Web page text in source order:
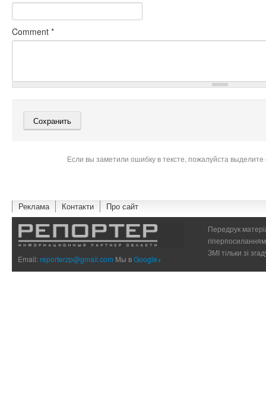
Comment *
Если вы заметили ошибку в тексте, пожалуйста
Реклама Контакти Про сайт
Email:reporterzp@gmail.com Мы вGoogle+
Передрук
ЗМІ тільки зі